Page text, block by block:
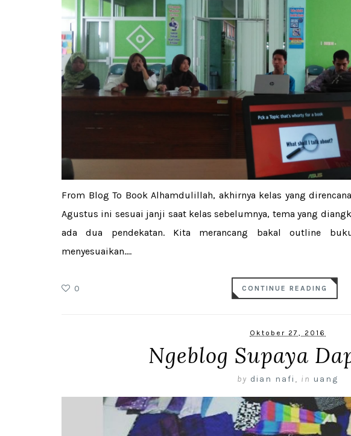
From Blog To Book Alhamdulillah, akhirnya kelas yang
Agustus ini sesuai janji saat kelas sebelumnya, tema yang
ada dua pendekatan. Kita merancang bakal outline
menyesuaikan....
0 CONTINUE READING
Oktober 27, 2016
Ngeblog Supaya
by dian nafi , in uang